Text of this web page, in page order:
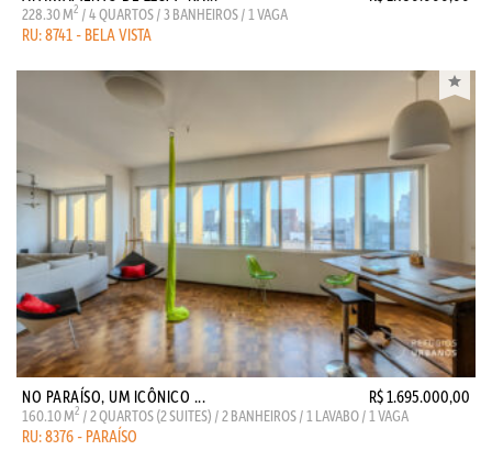
228.30 M2 / 4 QUARTOS / 3 BANHEIROS / 1 VAGA
RU: 8741 - BELA VISTA
NO PARAÍSO, UM ICÔNICO ... R$ 1.695.000,00
160.10 M2 / 2 QUARTOS (2 SUITES) / 2 BANHEIROS / 1 LAVABO / 1 VAGA
RU: 8376 - PARAÍSO